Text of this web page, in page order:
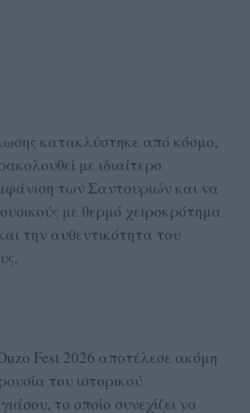
κατακλύστηκε από κόσμο,
με ιδιαίτερο
των Σαντουριών και να
με θερμό χειροκρότημα
την αυθεντικότητα του
Fest 2026 αποτέλεσε ακόμη
του ιστορικού
το οποίο συνεχίζει να